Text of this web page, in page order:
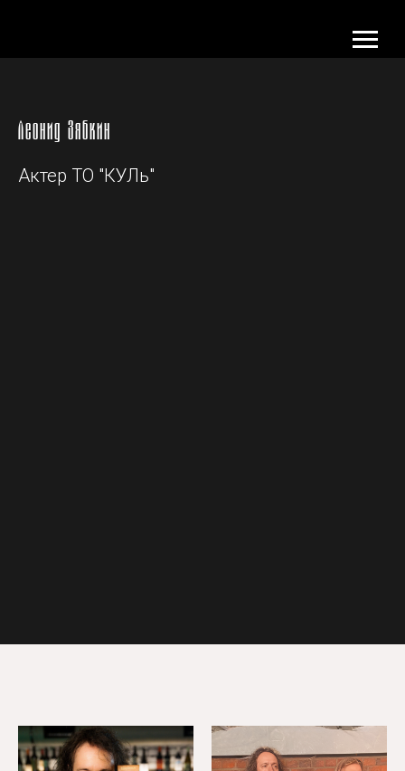
Леонид Зябкин
Актер ТО "КУЛь"